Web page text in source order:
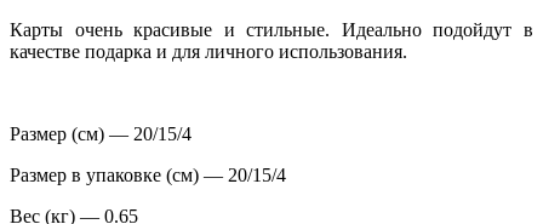
Карты очень красивые и стильные. Идеально подойдут в
качестве подарка и для личного использования.
Размер (см) — 20/15/4
Размер в упаковке (см) — 20/15/4
Вес (кг) — 0.65